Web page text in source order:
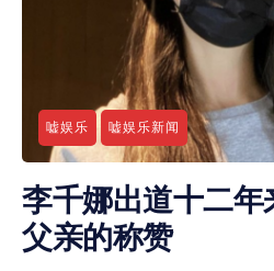
嘘娱乐 嘘娱乐新闻
李千娜出道十二年
父亲的称赞